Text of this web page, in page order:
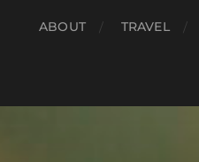
ABOUT TRAVEL